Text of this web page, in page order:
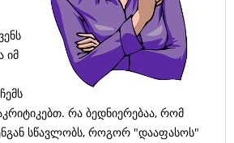
იმ
რა ბედნიერებაა, რომ
სწავლობს, როგორ "დააფასოს"